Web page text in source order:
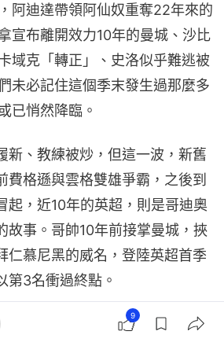
阿迪達帶領阿仙奴重奪22年來的
宣布離開效力10年的曼城、沙比
域克「轉正」、史洛似乎難逃被
未必記住這個季末發生過那麼多
已悄然降臨。
新、教練被炒，但這一波，新舊
費格遜與雲格雙雄爭霸，之後到
起，近10年的英超，則是哥迪奧
故事。哥帥10年前接掌曼城，挾
仁慕尼黑的威名，登陸英超首季
第3名衝過終點。
場上的世界史：透視政經人文，
9